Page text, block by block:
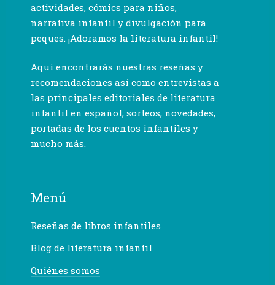
actividades, cómics para niños,
narrativa infantil y divulgación para
peques. ¡Adoramos la literatura infantil!
Aquí encontrarás nuestras reseñas y
recomendaciones así como entrevistas a
las principales editoriales de literatura
infantil en español, sorteos, novedades,
portadas de los cuentos infantiles y
mucho más.
Menú
Reseñas de libros infantiles
Blog de literatura infantil
Quiénes somos